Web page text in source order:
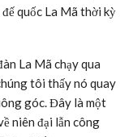
quốc La Mã thời kỳ
La Mã chạy qua
tôi thấy nó quay
góc. Đây là một
niên đại lẫn công